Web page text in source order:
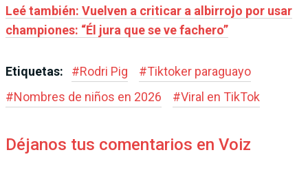
Leé también: Vuelven a criticar a albirrojo por usar
championes: “Él jura que se ve fachero”
Etiquetas: #Rodri Pig #Tiktoker paraguayo
#Nombres de niños en 2026 #Viral en TikTok
Déjanos tus comentarios en Voiz